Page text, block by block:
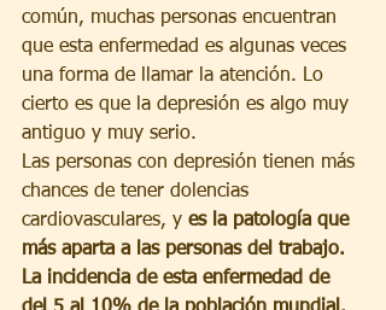
común, muchas personas encuentran
que esta enfermedad es algunas veces
una forma de llamar la atención. Lo
cierto es que la depresión es algo muy
antiguo y muy serio.
Las personas con depresión tienen más
chances de tener dolencias
cardiovasculares, y es la patología que
más aparta a las personas del trabajo.
La incidencia de esta enfermedad de